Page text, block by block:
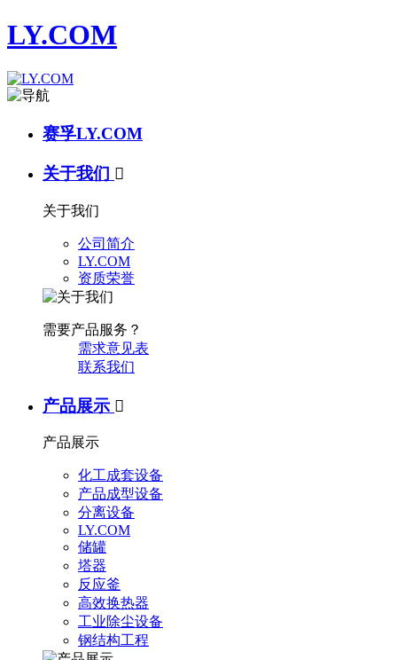
LY.COM
赛孚LY.COM
关于我们 
关于我们
公司简介
LY.COM
资质荣誉
需要产品服务？
需求意见表
联系我们
产品展示 
产品展示
化工成套设备
产品成型设备
分离设备
LY.COM
储罐
塔器
反应釜
高效换热器
工业除尘设备
钢结构工程